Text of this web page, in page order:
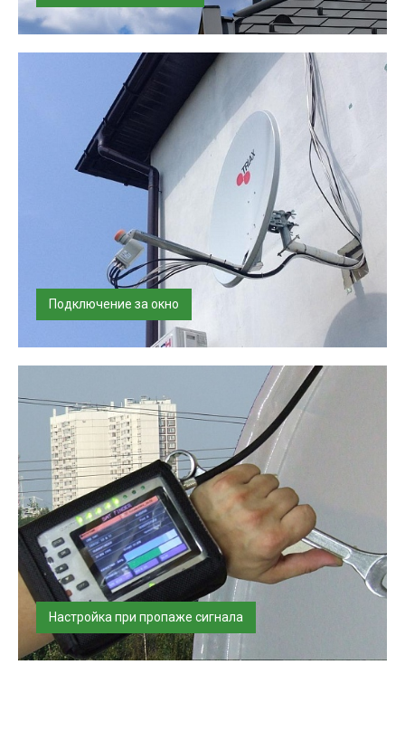
Установим и настроим спутниковое оборудование.
Подключение за окно
Установим и настроим спутниковое оборудование.
Настройка при пропаже сигнала
Проверим и настроим спутниковое оборудование.